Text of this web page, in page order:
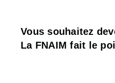
Vous souhaitez
La FNAIM fait le